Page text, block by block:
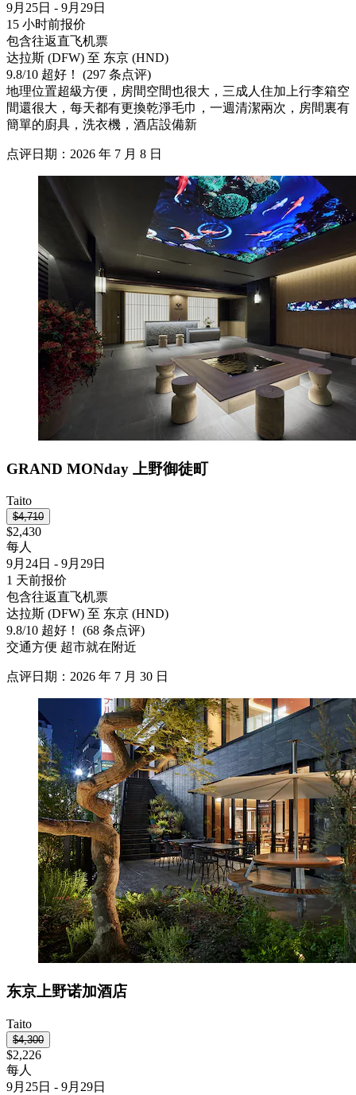
9月25日 - 9月29日
15 小时前报价
包含往返直飞机票
达拉斯 (DFW) 至 东京 (HND)
9.8/10 超好！ (297 条点评)
地理位置超級方便，房間空間也很大，三成人住加上行李箱空
間還很大，每天都有更換乾淨毛巾，一週清潔兩次，房間裏有
簡單的廚具，洗衣機，酒店設備新
点评日期：2026 年 7 月 8 日
GRAND MONday 上野御徒町
Taito
$4,710
$2,430
每人
9月24日 - 9月29日
1 天前报价
包含往返直飞机票
达拉斯 (DFW) 至 东京 (HND)
9.8/10 超好！ (68 条点评)
交通方便 超市就在附近
点评日期：2026 年 7 月 30 日
东京上野诺加酒店
Taito
$4,300
$2,226
每人
9月25日 - 9月29日